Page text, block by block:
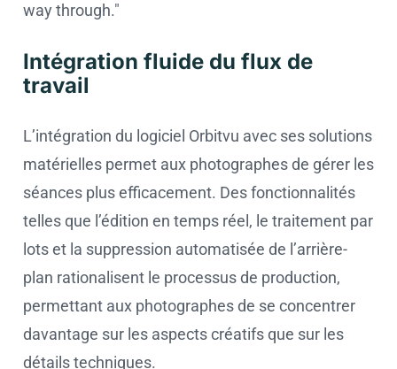
way through."
Intégration fluide du flux de
travail
L’intégration du logiciel Orbitvu avec ses solutions
matérielles permet aux photographes de gérer les
séances plus efficacement. Des fonctionnalités
telles que l’édition en temps réel, le traitement par
lots et la suppression automatisée de l’arrière-
plan rationalisent le processus de production,
permettant aux photographes de se concentrer
davantage sur les aspects créatifs que sur les
détails techniques.